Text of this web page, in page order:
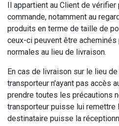
Il appartient au Client de vérifier
commande, notamment au
produits en terme de taille de
ceux-ci peuvent être acheminés
normales au lieu de livraison.
En cas de livraison sur le lieu
transporteur n'ayant pas accès
prendre toutes les précautions
transporteur puisse lui remettre
destinataire puisse la